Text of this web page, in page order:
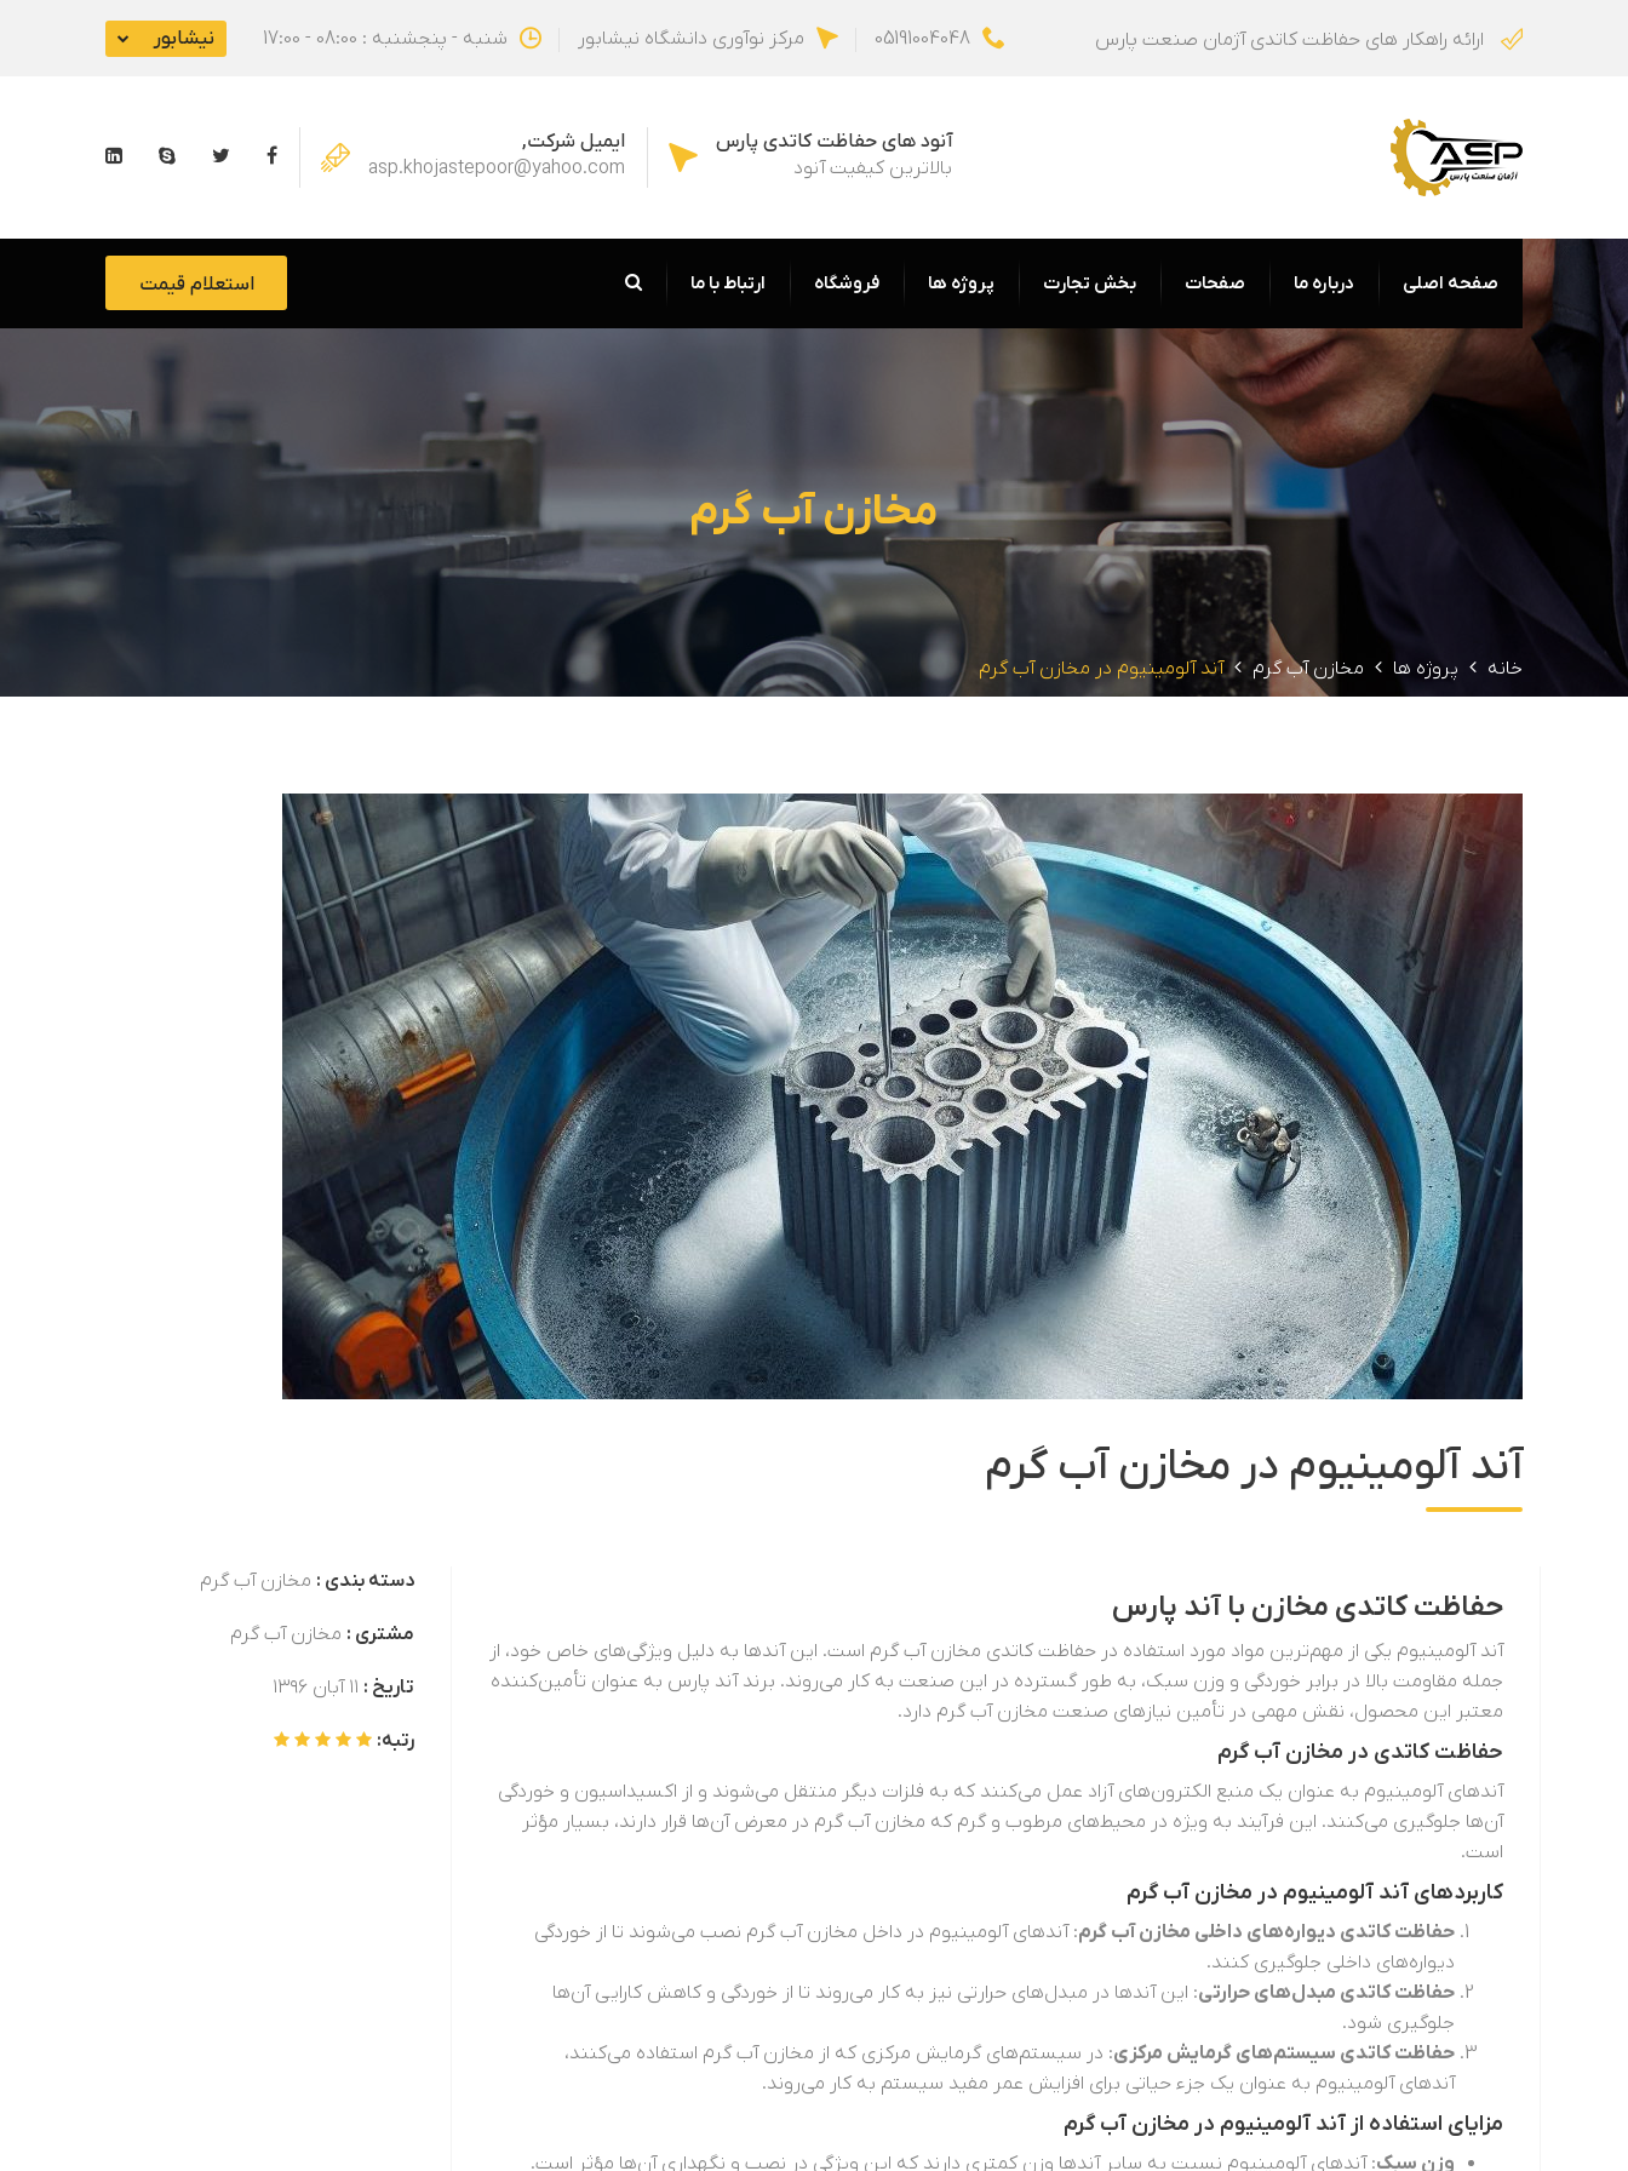
ارائه راهکار های حفاظت کاتدی آژمان صنعت پارس نیشابور 05191004048 مرکز نوآوری دانشگاه نیشابور شنبه - پنجشنبه : 08:00 - 17:00
ایمیل شرکت,
asp.khojastepoor@yahoo.com
آنود های حفاظت کاتدی پارس
بالاترین کیفیت آنود
صفحه اصلی درباره ما صفحات بخش تجارت پروژه ها فروشگاه ارتباط با ما استعلام قیمت
مخازن آب گرم
خانه پروژه ها مخازن آب گرم آند آلومینیوم در مخازن آب گرم
آند آلومینیوم در مخازن آب گرم
حفاظت کاتدی مخازن با آند پارس
آند آلومینیوم یکی از مهم‌ترین مواد مورد استفاده در حفاظت کاتدی مخازن آب گرم است. این آندها به دلیل ویژگی‌های خاص خود، از
جمله مقاومت بالا در برابر خوردگی و وزن سبک، به طور گسترده در این صنعت به کار می‌روند. برند آند پارس به عنوان تأمین‌کننده
معتبر این محصول، نقش مهمی در تأمین نیازهای صنعت مخازن آب گرم دارد.
حفاظت کاتدی در مخازن آب گرم
آندهای آلومینیوم به عنوان یک منبع الکترون‌های آزاد عمل می‌کنند که به فلزات دیگر منتقل می‌شوند و از اکسیداسیون و خوردگی
آن‌ها جلوگیری می‌کنند. این فرآیند به ویژه در محیط‌های مرطوب و گرم که مخازن آب گرم در معرض آن‌ها قرار دارند، بسیار مؤثر
است.
کاربردهای آند آلومینیوم در مخازن آب گرم
حفاظت کاتدی دیواره‌های داخلی مخازن آب گرم: آندهای آلومینیوم در داخل مخازن آب گرم نصب می‌شوند تا از خوردگی
دیواره‌های داخلی جلوگیری کنند.
حفاظت کاتدی مبدل‌های حرارتی: این آندها در مبدل‌های حرارتی نیز به کار می‌روند تا از خوردگی و کاهش کارایی آن‌ها
جلوگیری شود.
حفاظت کاتدی سیستم‌های گرمایش مرکزی: در سیستم‌های گرمایش مرکزی که از مخازن آب گرم استفاده می‌کنند،
آندهای آلومینیوم به عنوان یک جزء حیاتی برای افزایش عمر مفید سیستم به کار می‌روند.
مزایای استفاده از آند آلومینیوم در مخازن آب گرم
وزن سبک: آندهای آلومینیوم نسبت به سایر آندها وزن کمتری دارند که این ویژگی در نصب و نگهداری آن‌ها مؤثر است.
دسته بندی : مخازن آب گرم
مشتری : مخازن آب گرم
تاریخ :
رتبه: